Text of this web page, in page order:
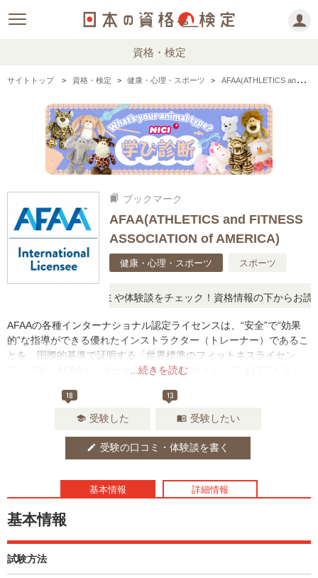
資格・検定
サイトトップ 資格・検定 健康・心理・スポーツ AFAA(ATHLETICS and FITNESS ASSOCIATION of AMERICA)の情報まとめ
bookmarks ブックマーク
AFAA(ATHLETICS and FITNESS
ASSOCIATION of AMERICA)
健康・心理・スポーツ スポーツ
ら、リアルな口コミや体験談をチェック！資格情報の下からお読み
...続きを読む
AFAAの各種インターナショナル認定ライセンスは、“安全”で“効果
的”な指導ができる優れたインストラクター（トレーナー）であるこ
とを、国際的基準で証明する「世界標準のフィットネスライセン
ス」です。AFAAインターナショナル認定ライセンスは12アイテム
ができます。18
school 受験した
13
menu_book 受験したい
edit 受験の口コミ・体験談を書く
基本情報 詳細情報
基本情報
試験方法